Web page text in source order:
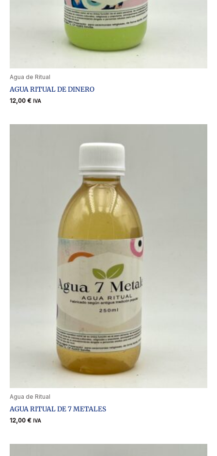
Agua de Ritual
AGUA RITUAL DE DINERO
12,00 € IVA
Agua de Ritual
AGUA RITUAL DE 7 METALES
12,00 € IVA